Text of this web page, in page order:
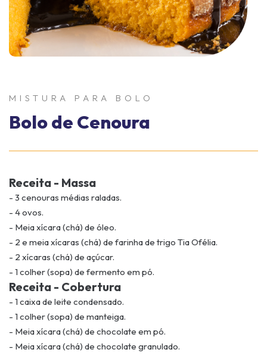
MISTURA PARA BOLO
Bolo de Cenoura
Receita - Massa
- 3 cenouras médias raladas.
- 4 ovos.
- Meia xícara (chá) de óleo.
- 2 e meia xícaras (chá) de farinha de trigo Tia Ofélia.
- 2 xícaras (chá) de açúcar.
- 1 colher (sopa) de fermento em pó.
Receita - Cobertura
- 1 caixa de leite condensado.
- 1 colher (sopa) de manteiga.
- Meia xícara (chá) de chocolate em pó.
- Meia xícara (chá) de chocolate granulado.